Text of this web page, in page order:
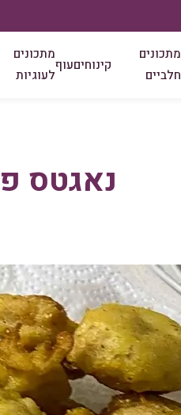
מתכונים
חלביים
קינוחיםעוף
מתכונים
לעוגיות
נאגטס